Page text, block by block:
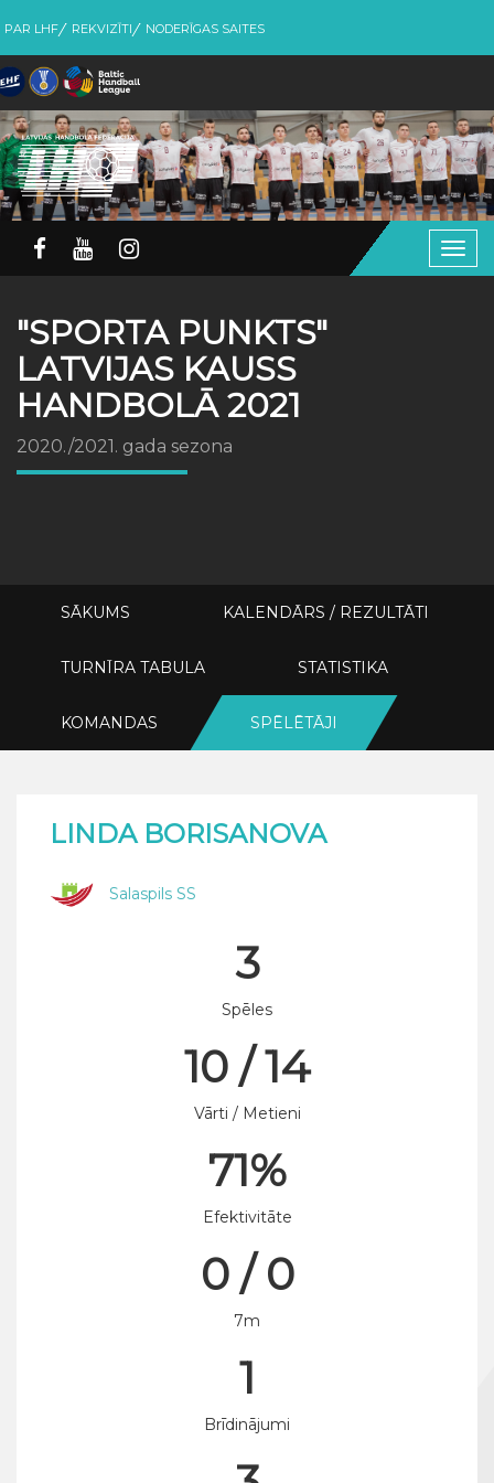
PAR LHF REKVIZĪTI NODERĪGAS SAITES
"SPORTA PUNKTS"
LATVIJAS KAUSS
HANDBOLĀ 2021
2020./2021. gada sezona
SĀKUMS KALENDĀRS / REZULTĀTI
TURNĪRA TABULA STATISTIKA
KOMANDAS SPĒLĒTĀJI
LINDA BORISANOVA
Salaspils SS
3
Spēles
10 / 14
Vārti / Metieni
71%
Efektivitāte
0 / 0
7m
1
Brīdinājumi